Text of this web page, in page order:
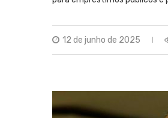
12 de junho de 2025